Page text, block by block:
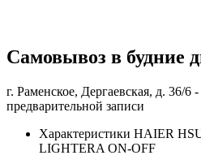
Самовывоз в будние
г. Раменское, Дергаевская, д. 36/6 -
предварительной записи
Характеристики HAIER
LIGHTERA ON-OFF